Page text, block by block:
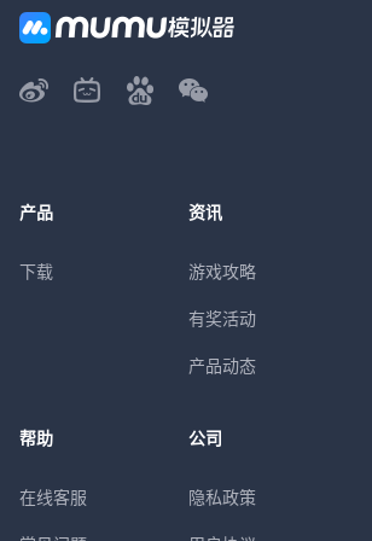
产品
下载
资讯
游戏攻略
有奖活动
产品动态
帮助
在线客服
公司
隐私政策